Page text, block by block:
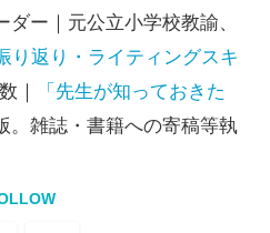
ダー｜元公立小学校教諭、
り返り・ライティングスキ
｜
「先生が知っておきた
。雑誌・書籍への寄稿等執